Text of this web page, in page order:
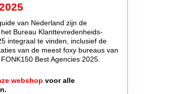
van Nederland zijn de
Bureau Klanttevredenheids-
integraal te vinden, inclusief de
van de meest foxy bureaus van
Best Agencies 2025.
webshop voor alle